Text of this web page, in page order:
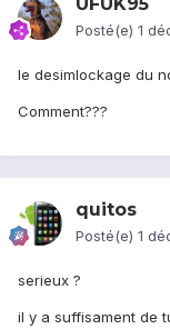
UFUK95
Posté(e) 1
le desimlockage du
Comment???
quitos
Posté(e) 1
serieux ?
il y a suffisament de